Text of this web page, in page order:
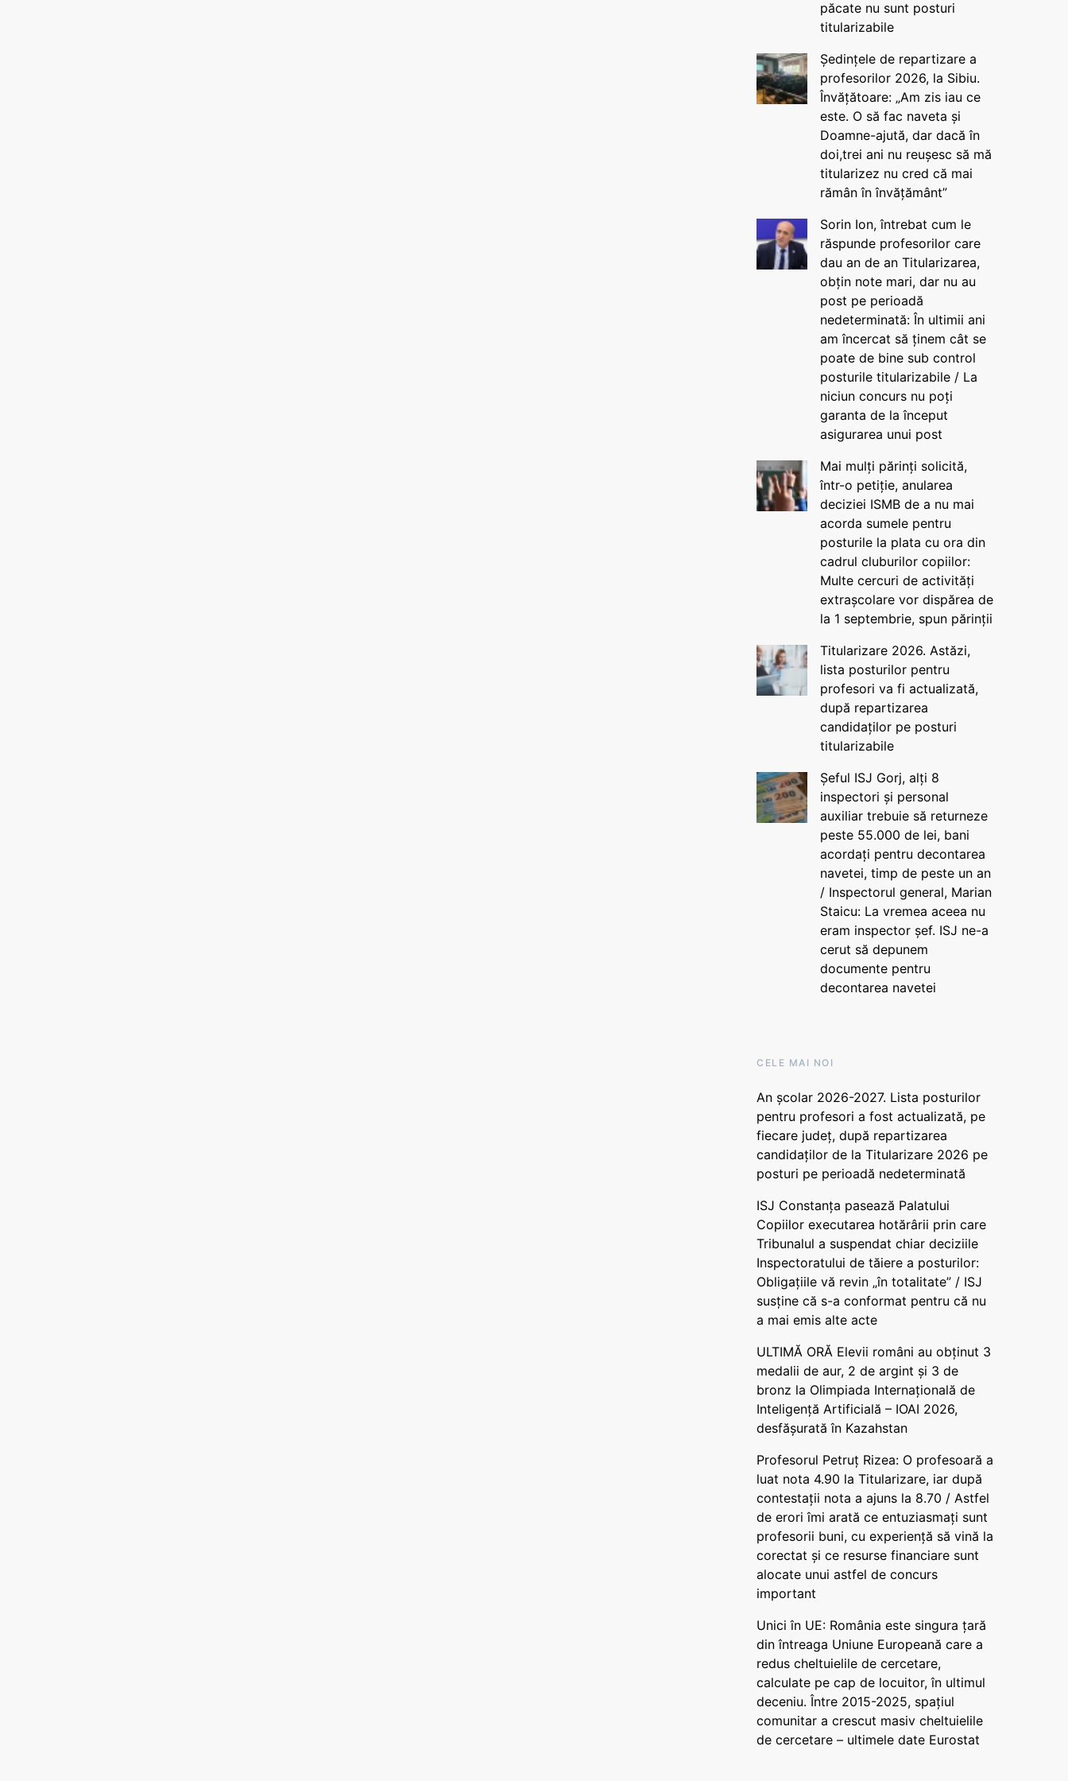
păcate nu sunt posturi
titularizabile
Ședințele de repartizare a
profesorilor 2026, la Sibiu.
Învățătoare: „Am zis iau ce
este. O să fac naveta și
Doamne-ajută, dar dacă în
doi,trei ani nu reușesc să mă
titularizez nu cred că mai
rămân în învățământ”
Sorin Ion, întrebat cum le
răspunde profesorilor care
dau an de an Titularizarea,
obțin note mari, dar nu au
post pe perioadă
nedeterminată: În ultimii ani
am încercat să ținem cât se
poate de bine sub control
posturile titularizabile / La
niciun concurs nu poți
garanta de la început
asigurarea unui post
Mai mulți părinți solicită,
într-o petiție, anularea
deciziei ISMB de a nu mai
acorda sumele pentru
posturile la plata cu ora din
cadrul cluburilor copiilor:
Multe cercuri de activități
extrașcolare vor dispărea de
la 1 septembrie, spun părinții
Titularizare 2026. Astăzi,
lista posturilor pentru
profesori va fi actualizată,
după repartizarea
candidaților pe posturi
titularizabile
Șeful ISJ Gorj, alți 8
inspectori și personal
auxiliar trebuie să returneze
peste 55.000 de lei, bani
acordați pentru decontarea
navetei, timp de peste un an
/ Inspectorul general, Marian
Staicu: La vremea aceea nu
eram inspector șef. ISJ ne-a
cerut să depunem
documente pentru
decontarea navetei
CELE MAI NOI
An școlar 2026-2027. Lista posturilor
pentru profesori a fost actualizată, pe
fiecare județ, după repartizarea
candidaților de la Titularizare 2026 pe
posturi pe perioadă nedeterminată
ISJ Constanța pasează Palatului
Copiilor executarea hotărârii prin care
Tribunalul a suspendat chiar deciziile
Inspectoratului de tăiere a posturilor:
Obligațiile vă revin „în totalitate” / ISJ
susține că s-a conformat pentru că nu
a mai emis alte acte
ULTIMĂ ORĂ Elevii români au obținut 3
medalii de aur, 2 de argint și 3 de
bronz la Olimpiada Internațională de
Inteligență Artificială – IOAI 2026,
desfășurată în Kazahstan
Profesorul Petruț Rizea: O profesoară a
luat nota 4.90 la Titularizare, iar după
contestații nota a ajuns la 8.70 / Astfel
de erori îmi arată ce entuziasmați sunt
profesorii buni, cu experiență să vină la
corectat și ce resurse financiare sunt
alocate unui astfel de concurs
important
Unici în UE: România este singura țară
din întreaga Uniune Europeană care a
redus cheltuielile de cercetare,
calculate pe cap de locuitor, în ultimul
deceniu. Între 2015-2025, spațiul
comunitar a crescut masiv cheltuielile
de cercetare – ultimele date Eurostat